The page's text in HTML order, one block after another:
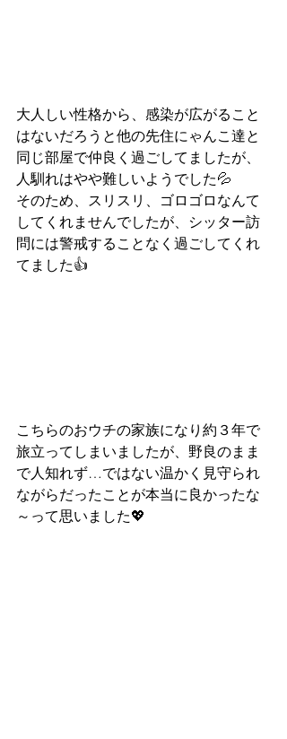
大人しい性格から、感染が広がること
はないだろうと他の先住にゃんこ達と
同じ部屋で仲良く過ごしてましたが、
人馴れはやや難しいようでした💦
そのため、スリスリ、ゴロゴロなんて
してくれませんでしたが、シッター訪
問には警戒することなく過ごしてくれ
てました👍
こちらのおウチの家族になり約３年で
旅立ってしまいましたが、野良のまま
で人知れず…ではない温かく見守られ
ながらだったことが本当に良かったな
～って思いました💖